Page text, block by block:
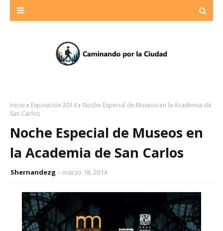
Inicio Exposición 2014
Noche Especial de Museos en la Academia de
San Carlos
Noche Especial de Museos en
la Academia de San Carlos
Shernandezg marzo 18, 2014